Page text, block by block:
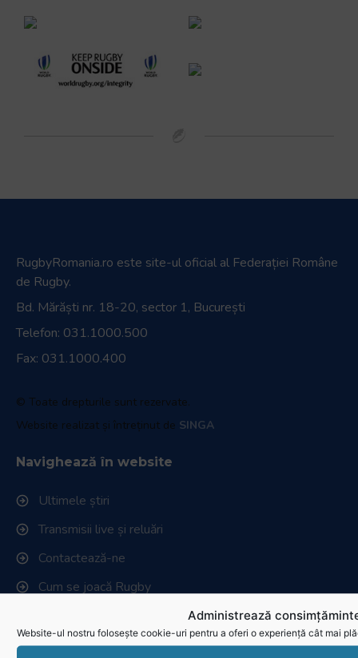
Administrează
Website-ul nostru folosește cookie-uri pentru a oferi o experiență cât mai
RugbyRomania.ro este site-ul oficial al Federației Române
de Rugby.
Bd. Mărăști nr. 18-20, sector 1, București
Telefon: 031.1000.500
Fax: 031.1000.400
© Toate drepturile sunt rezervate.
Website realizat și întreținut de SINGA
Navighează în website
Ultimele știri
Transmisii live și reluări
Contactează-ne
Cum se joacă Rugby
Federația Româna de Rugby